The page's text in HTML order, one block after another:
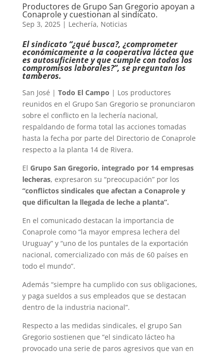
Productores de Grupo San Gregorio apoyan a
Conaprole y cuestionan al sindicato.
Sep 3, 2025| Lechería, Noticias
El sindicato “¿qué busca?, ¿comprometer
económicamente a la cooperativa láctea que
es autosuficiente y que cumple con todos los
compromisos laborales?”, se preguntan los
tamberos.
San José | Todo El Campo | Los productores
reunidos en el Grupo San Gregorio se pronunciaron
sobre el conflicto en la lechería nacional,
respaldando de forma total las acciones tomadas
hasta la fecha por parte del Directorio de Conaprole
respecto a la planta 14 de Rivera.
El Grupo San Gregorio, integrado por 14 empresas
lecheras, expresaron su “preocupación” por los
“conflictos sindicales que afectan a Conaprole y
que dificultan la llegada de leche a planta”.
En el comunicado destacan la importancia de
Conaprole como “la mayor empresa lechera del
Uruguay” y “uno de los puntales de la exportación
nacional, comercializado con más de 60 países en
todo el mundo”.
Además “siempre ha cumplido con sus obligaciones,
y paga sueldos a sus empleados que se destacan
dentro de la industria nacional”.
Respecto a las medidas sindicales, el grupo San
Gregorio sostienen que “el sindicato lácteo ha
provocado una serie de paros agresivos que van en